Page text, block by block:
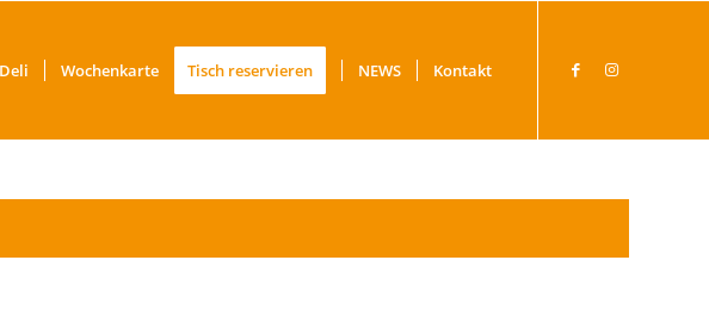
Wochenkarte Tisch reservieren NEWS Kontakt